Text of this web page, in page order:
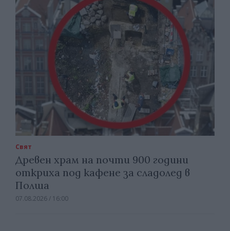
Свят
Древен храм на почти 900 години
откриха под кафене за сладолед в
Полша
07.08.2026 / 16:00